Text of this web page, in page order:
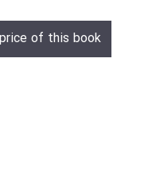
of this book